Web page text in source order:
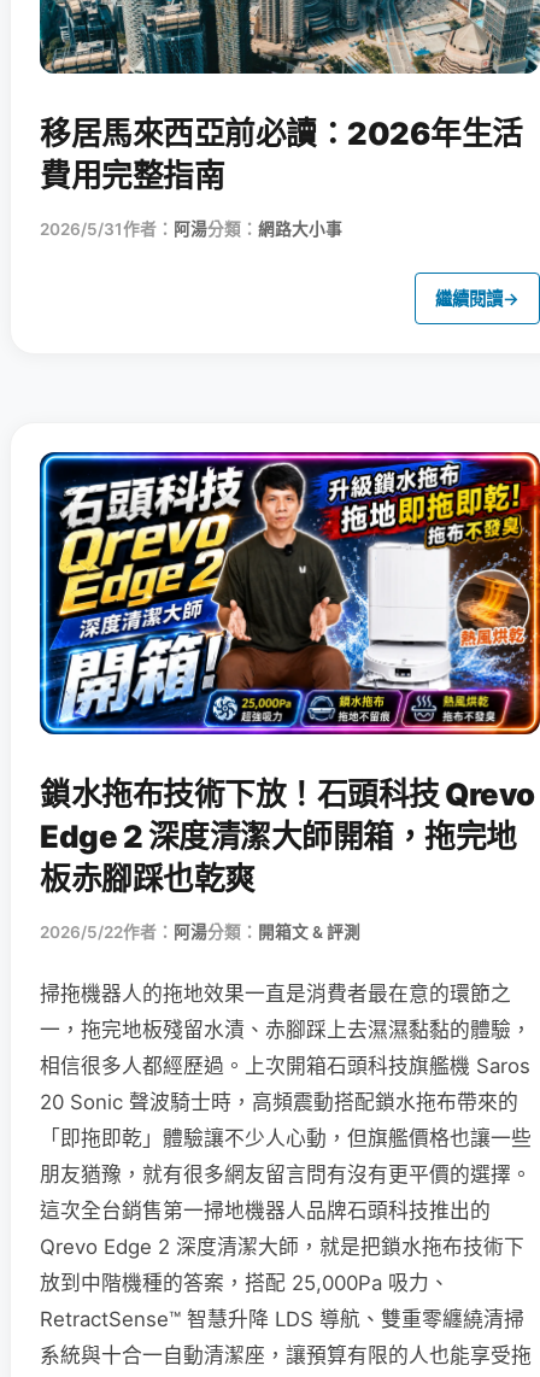
移居馬來西亞前必讀：2026年生活
費用完整指南
2026/5/31作者： 阿湯分類： 網路大小事
繼續閱讀→
鎖水拖布技術下放！石頭科技 Qrevo
Edge 2 深度清潔大師開箱，拖完地
板赤腳踩也乾爽
2026/5/22作者： 阿湯分類： 開箱文 & 評測
掃拖機器人的拖地效果一直是消費者最在意的環節之
一，拖完地板殘留水漬、赤腳踩上去濕濕黏黏的體驗，
相信很多人都經歷過。上次開箱石頭科技旗艦機 Saros
20 Sonic 聲波騎士時，高頻震動搭配鎖水拖布帶來的
「即拖即乾」體驗讓不少人心動，但旗艦價格也讓一些
朋友猶豫，就有很多網友留言問有沒有更平價的選擇。
這次全台銷售第一掃地機器人品牌石頭科技推出的
Qrevo Edge 2 深度清潔大師，就是把鎖水拖布技術下
放到中階機種的答案，搭配 25,000Pa 吸力、
RetractSense™ 智慧升降 LDS 導航、雙重零纏繞清掃
系統與十合一自動清潔座，讓預算有限的人也能享受拖